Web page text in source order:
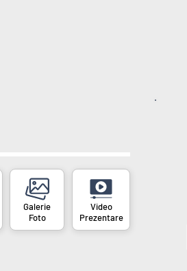
Galerie
Foto
Prezentare